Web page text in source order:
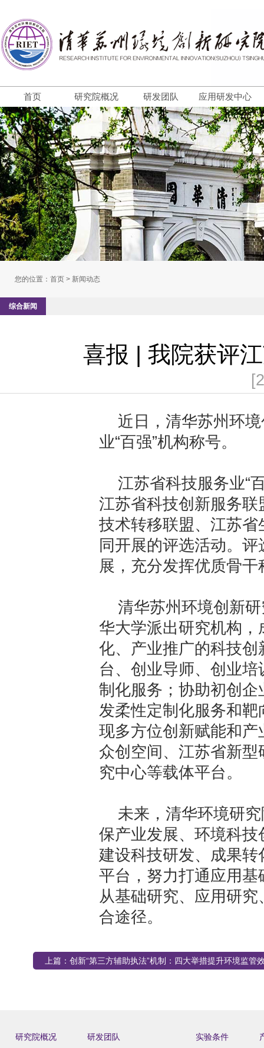
首页 研究院概况 研发团队 应用研发中心
您的位置： 首页 > 新闻动态
综合新闻
喜报 | 我院获评
近日，清华苏州环
业“百强”机构称号。
江苏省科技服务业“
江苏省科技创新服务
技术转移联盟、江苏
同开展的评选活动。
展，充分发挥优质骨
清华苏州环境创新
华大学派出研究机构
化、产业推广的科技
台、创业导师、创业
制化服务；协助初创
发柔性定制化服务和
现多方位创新赋能和
众创空间、江苏省新
究中心等载体平台。
未来，清华环境研
保产业发展、环境科
建设科技研发、成果
平台，努力打通应用基
从基础研究、应用研
合途径。
上篇： 创新“第三方辅助执法”机制：四大举措提升环境监管
研究院概况 研发团队 实验条件